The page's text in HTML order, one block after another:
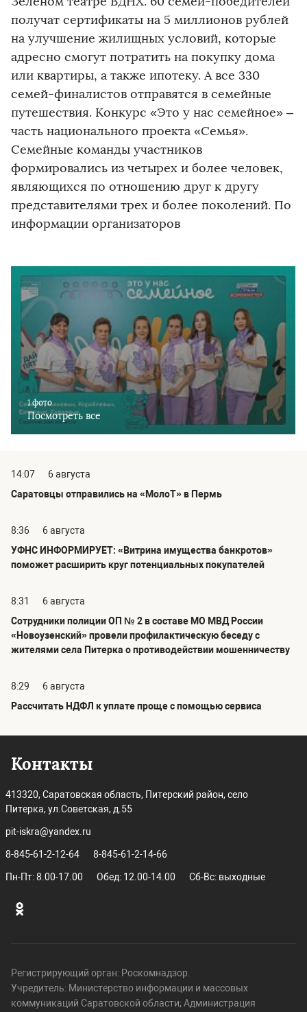
получат сертификаты на 5 миллионов рублей
на улучшение жилищных условий, которые
адресно смогут потратить на покупку дома
или квартиры, а также ипотеку. А все 330
семей-финалистов отправятся в семейные
путешествия. Конкурс «Это у нас семейное» –
часть национального проекта «Семья».
Семейные команды участников
формировались из четырех и более человек,
являющихся по отношению друг к другу
представителями трех и более поколений. По
информации организаторов
1 фото
Посмотреть все
14:07
6 августа
Саратовцы отправились на «МолоТ» в Пермь
8:36
6 августа
УФНС ИНФОРМИРУЕТ: «Витрина имущества банкротов»
поможет расширить круг потенциальных покупателей
8:31
6 августа
Сотрудники полиции ОП № 2 в составе МО МВД России
«Новоузенский» провели профилактическую беседу с
жителями села Питерка о противодействии мошенничеству
8:29
6 августа
Рассчитать НДФЛ к уплате проще с помощью сервиса
Контакты
413320, Саратовская область, Питерский район, село
Питерка, ул.Советская, д.55
pit-iskra@yandex.ru
8-845-61-2-12-64 8-845-61-2-14-66
Пн-Пт: 8.00-17.00 Обед: 12.00-14.00 Сб-Вс: выходные
Регистрирующий орган: Роскомнадзор.
Учредитель: Министерство информации и массовых
коммуникаций Саратовской области; Администрация